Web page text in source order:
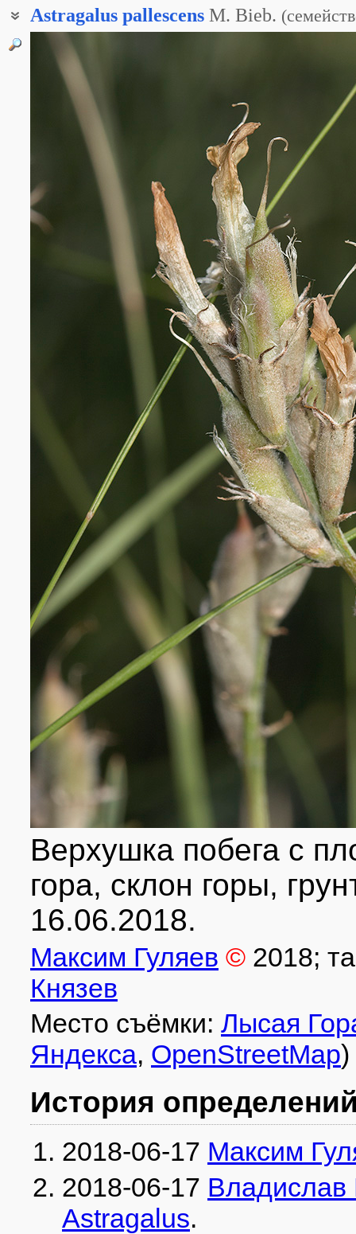
Astragalus pallescens M. Bieb. (
Астрагал бледный
Верхушка побега с
гора, склон горы,
16.06.2018.
Максим Гуляев © 2018;
Князев
Место съёмки: Лысая
Яндекса, OpenStreetMap)
История
2018-06-17 Максим
2018-06-17 Владислав
Astragalus.